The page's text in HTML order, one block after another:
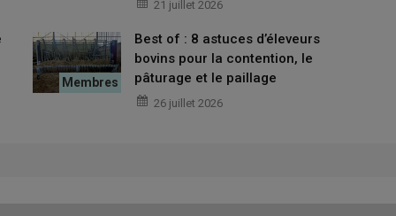
de la prairie
21 juillet 2026
Best of : 8 astuces d’éleveurs
bovins pour la contention, le
pâturage et le paillage
26 juillet 2026